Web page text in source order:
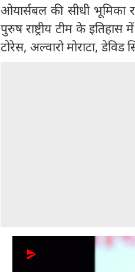
ओयार्सबल की सीधी
पुरुष राष्ट्रीय टीम के
टोरेस, अल्वारो मोराटा,